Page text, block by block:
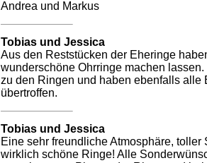
Andrea und Markus
Tobias und Jessica
Aus den Reststücken der Eheringe
wunderschöne Ohrringe machen
zu den Ringen und haben ebenfalls alle
übertroffen.
Tobias und Jessica
Eine sehr freundliche Atmosphäre, toller
wirklich schöne Ringe! Alle